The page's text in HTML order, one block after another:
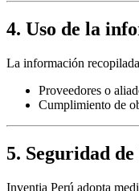
4. Uso de la
La información
Proveedores o
Cumplimiento de
5. Seguridad
Inventia Perú adopta